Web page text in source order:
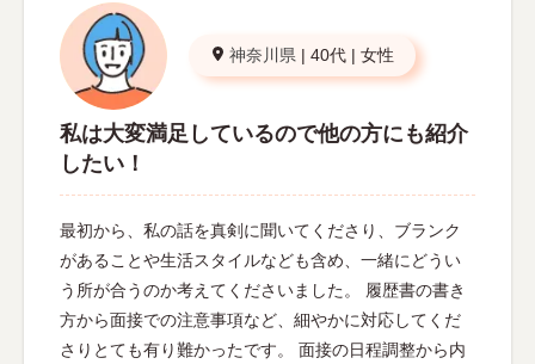
神奈川県 | 40代 | 女性
私は大変満足しているので他の方にも紹介
したい！
最初から、私の話を真剣に聞いてくださり、ブランク
があることや生活スタイルなども含め、一緒にどうい
う所が合うのか考えてくださいました。 履歴書の書き
方から面接での注意事項など、細やかに対応してくだ
さりとても有り難かったです。 面接の日程調整から内